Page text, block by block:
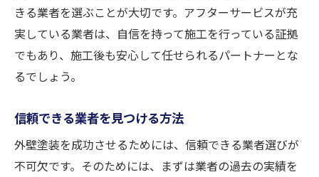
きる業者を選ぶことが大切です。アフターサービスが充
実している業者は、自信を持って施工を行っている証拠
でもあり、施工後も安心して任せられるパートナーとな
るでしょう。
信頼できる業者を見つける方法
外壁塗装を成功させるためには、信頼できる業者選びが
不可欠です。そのためには、まずは業者の過去の実績を